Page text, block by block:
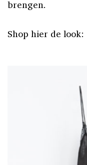
brengen.
Shop hier de look: